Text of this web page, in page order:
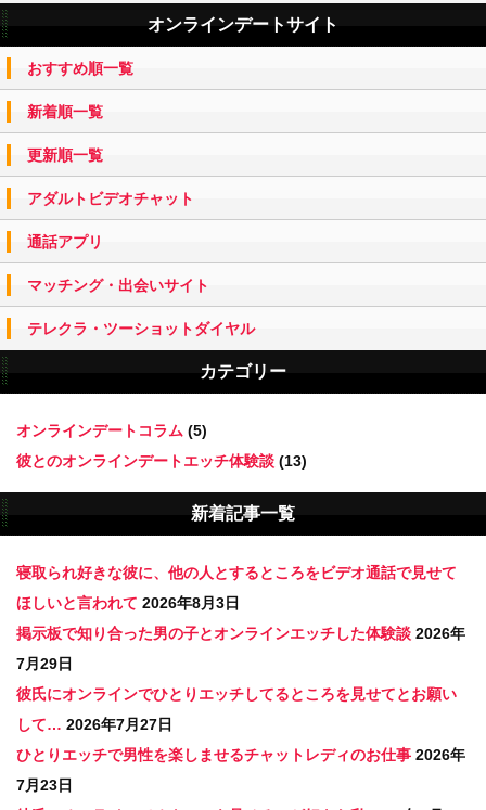
オンラインデートサイト
おすすめ順一覧
新着順一覧
更新順一覧
アダルトビデオチャット
通話アプリ
マッチング・出会いサイト
テレクラ・ツーショットダイヤル
カテゴリー
オンラインデートコラム (5)
彼とのオンラインデートエッチ体験談 (13)
新着記事一覧
寝取られ好きな彼に、他の人とするところをビデオ通話で見せて
ほしいと言われて 2026年8月3日
掲示板で知り合った男の子とオンラインエッチした体験談 2026年
7月29日
彼氏にオンラインでひとりエッチしてるところを見せてとお願い
して… 2026年7月27日
ひとりエッチで男性を楽しませるチャットレディのお仕事 2026年
7月23日